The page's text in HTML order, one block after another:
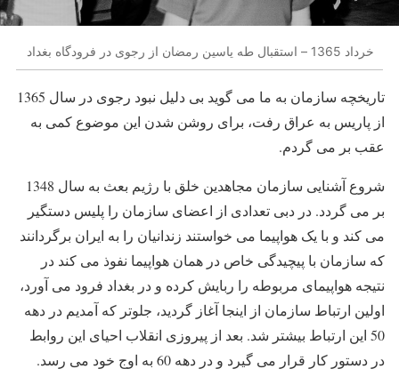
خرداد 1365 – استقبال طه یاسین رمضان از رجوی در فرودگاه بغداد
تاریخچه سازمان به ما می گوید بی دلیل نبود رجوی در سال 1365
از پاریس به عراق رفت، برای روشن شدن این موضوع کمی به
عقب بر می گردم.
شروع آشنایی سازمان مجاهدین خلق با رژیم بعث به سال 1348
بر می گردد. در دبی تعدادی از اعضای سازمان را پلیس دستگیر
می کند و با یک هواپیما می خواستند زندانیان را به ایران برگردانند
که سازمان با پیچیدگی خاص در همان هواپیما نفوذ می کند در
نتیجه هواپیمای مربوطه را ربایش کرده و در بغداد فرود می آورد،
اولین ارتباط سازمان از اینجا آغاز گردید، جلوتر که آمدیم در دهه
50 این ارتباط بیشتر شد. بعد از پیروزی انقلاب احیای این روابط
در دستور کار قرار می گیرد و در دهه 60 به اوج خود می رسد.